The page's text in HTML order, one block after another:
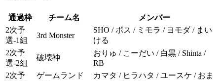
通過枠 チーム名
メンバー
2次予
選-1組
3rd Monster
SHO / ボス / ミモラ / ヨモダ / まい
ける
2次予
選-2組
破壊神
おりゅ / こーだい / 白黒 / Shinta /
RB
2次予
ゲームランド
カマタ / ヒラハタ / ユースケ / おま